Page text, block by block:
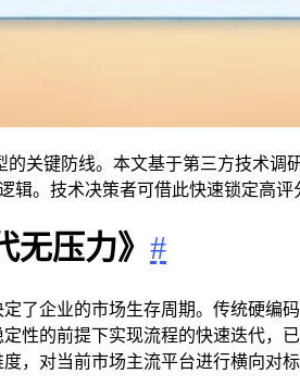
的关键防线。本文基于第三方技术调
。技术决策者可借此快速锁定高
无压力》 #
了企业的市场生存周期。传统硬编
性的前提下实现流程的快速迭代，
，对当前市场主流平台进行横向对